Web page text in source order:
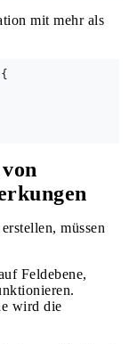
mit mehr als
müssen
Feldebene,
wird die